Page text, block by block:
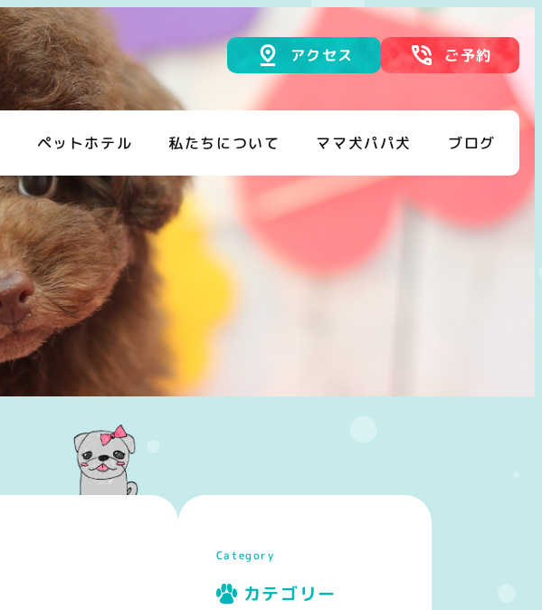
ペットホテル 私たちについて ママ犬パパ犬 ブログ
アクセス ご予約
Category
カテゴリー